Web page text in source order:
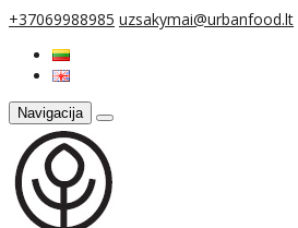
+37069988985 uzsakymai@urbanfood.lt
Navigacija